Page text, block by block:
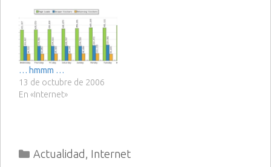
que esta horrible barra de
búsqueda desaparezca de
vuestros vídeos, sólo
tenéis que…
… hmmm …
13 de octubre de 2006
En «Internet»
Categorías
Actualidad , Internet